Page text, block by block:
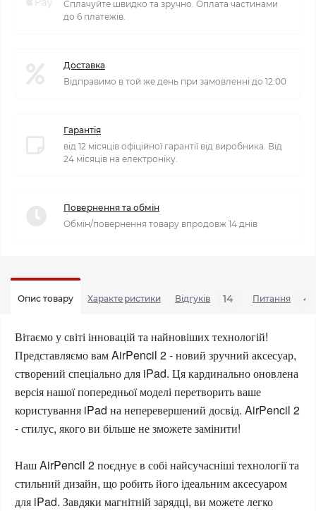
Сплачуйте швидко та зручно. Оплата частинами
до 6 платежів.
Доставка
Відправимо в той же день при замовленні до 12:00
Гарантія
від 12 місяців офіційної гарантії від виробника. Від
24 місяців на електроніку.
Повернення та обмін
Обмін/повернення товару впродовж 14 днів
Опис товару Характеристики Відгуків 14 Питання 4
Вітаємо у світі інновацій та найновіших технологій!
Представляємо вам AirPencil 2 - новий зручний аксесуар,
створений спеціально для iPad. Ця кардинально оновлена
версія нашої попередньої моделі перетворить ваше
користування iPad на неперевершений досвід. AirPencil 2
- стилус, якого ви більше не зможете замінити!
Наш AirPencil 2 поєднує в собі найсучасніші технології та
стильний дизайн, що робить його ідеальним аксесуаром
для iPad. Завдяки магнітній зарядці, ви можете легко